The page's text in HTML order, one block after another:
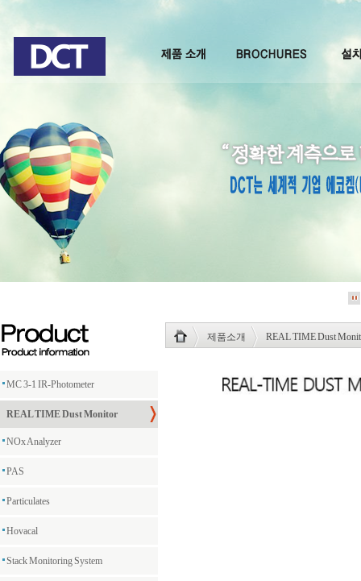
MC 3-1 IR-Photometer
REAL TIME Dust Monitor
NOx Analyzer
PAS
Particulates
Hovacal
Stack Monitoring System
제품소개 REAL TIME Dust